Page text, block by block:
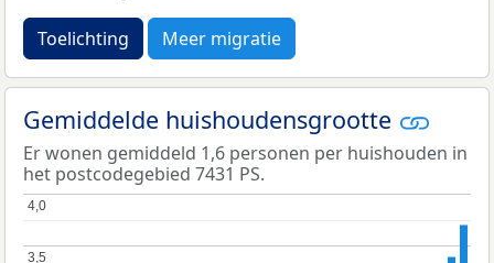
Toelichting Meer migratie
Gemiddelde huishoudensgrootte
Er wonen gemiddeld 1,6 personen per huishouden in
het postcodegebied 7431 PS.
3,5
3,5
4,0
4,0